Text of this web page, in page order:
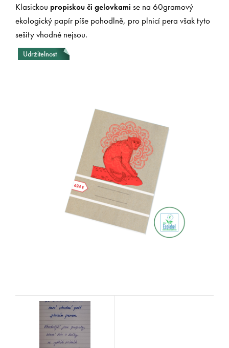
Klasickou propiskou či gelovkami se na 60gramový
ekologický papír píše pohodlně, pro plnicí pera však tyto
sešity vhodné nejsou.
Udržitelnost